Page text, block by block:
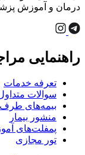
درمان و آموزش
راهنمایی
تعرفه خدمات
سوالات
بیمه‌های
منشور بیمار
پمفلت‌های
تور مجازی